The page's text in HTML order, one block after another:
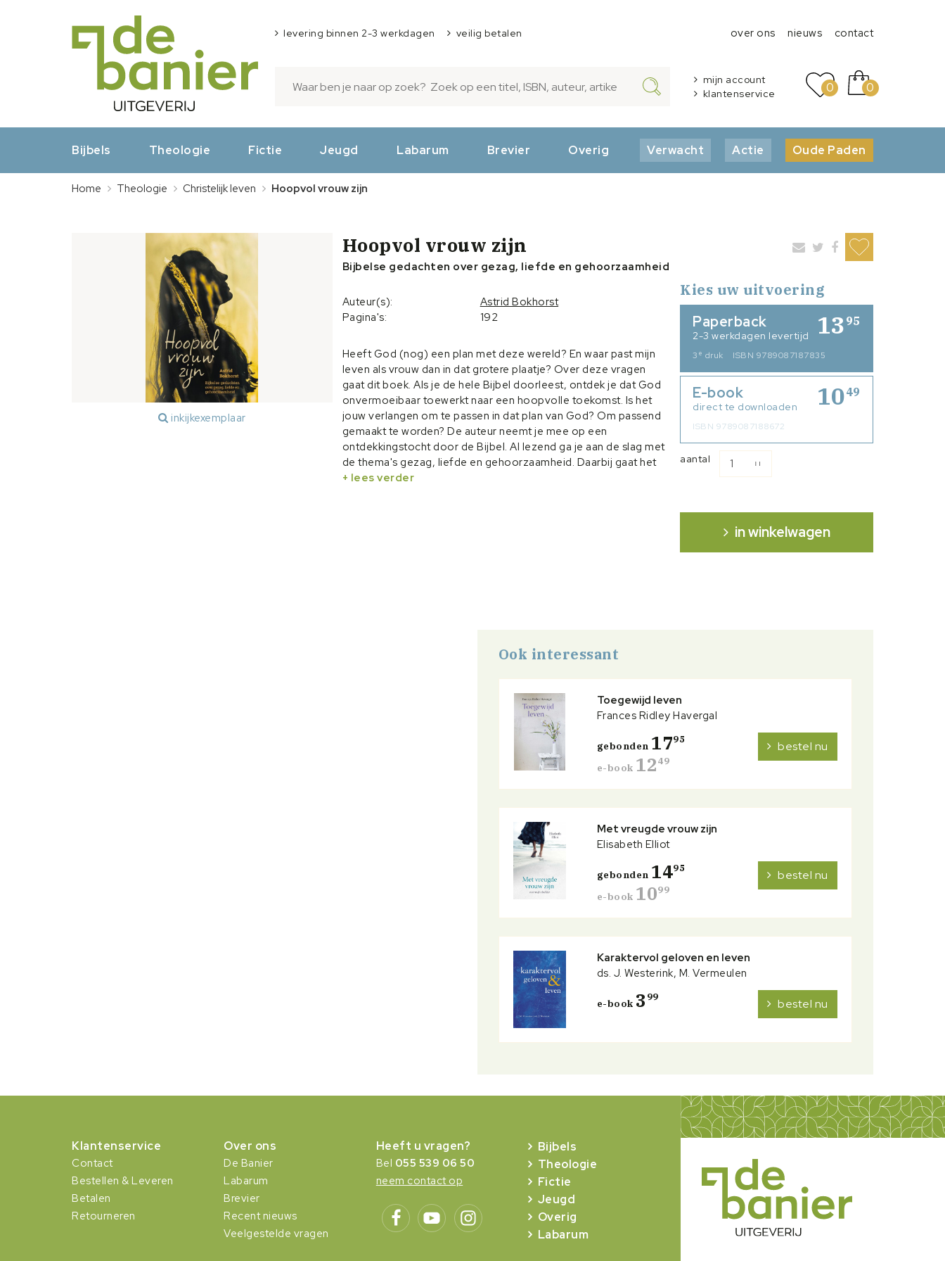
levering binnen 2-3 werkdagen veilig betalen over ons nieuws contact
mijn account
klantenservice
0 0
Bijbels Theologie Fictie Jeugd Labarum Brevier Overig Verwacht Actie Oude Paden
Home Theologie Christelijk leven Hoopvol vrouw zijn
inkijkexemplaar
Hoopvol vrouw zijn
Bijbelse gedachten over gezag, liefde en gehoorzaamheid
Auteur(s):
Astrid Bokhorst
Pagina's:
192
Heeft God (nog) een plan met deze wereld? En waar past mijn
leven als vrouw dan in dat grotere plaatje? Over deze vragen
gaat dit boek. Als je de hele Bijbel doorleest, ontdek je dat God
onvermoeibaar toewerkt naar een hoopvolle toekomst. Is het
jouw verlangen om te passen in dat plan van God? Om passend
gemaakt te worden? De auteur neemt je mee op een
ontdekkingstocht door de Bijbel. Al lezend ga je aan de slag met
de thema's gezag, liefde en gehoorzaamheid. Daarbij gaat het
niet zozeer om het kennen van de regeltjes, maar om een
+ lees verder
Kies uw uitvoering
13 95
Paperback
2-3 werkdagen levertijd
3 e druk ISBN 9789087187835
1049
E-book
direct te downloaden
ISBN 9789087188672
aantal
in winkelwagen
Ook interessant
Toegewijd leven
Frances Ridley Havergal
gebonden 1795
e-book 1249
bestel nu
Met vreugde vrouw zijn
Elisabeth Elliot
gebonden 1495
e-book 1099
bestel nu
Karaktervol geloven en leven
ds. J. Westerink, M. Vermeulen
e-book 3 99 bestel nu
Klantenservice
Contact
Bestellen & Leveren
Betalen
Retourneren
Over ons
De Banier
Labarum
Brevier
Recent nieuws
Veelgestelde vragen
Heeft u vragen?
Bel 055 539 06 50
neem contact op
Bijbels
Theologie
Fictie
Jeugd
Overig
Labarum